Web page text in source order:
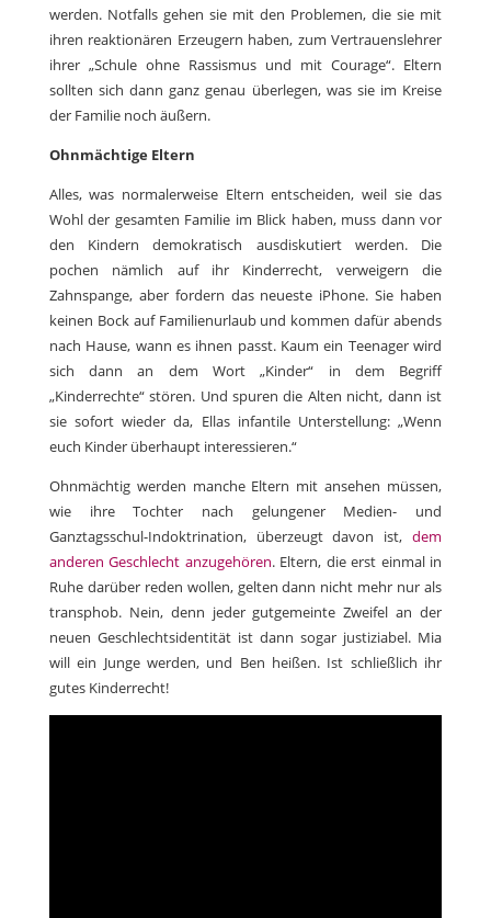
werden. Notfalls gehen sie mit den Problemen, die sie mit
ihren reaktionären Erzeugern haben, zum Vertrauenslehrer
ihrer „Schule ohne Rassismus und mit Courage“. Eltern
sollten sich dann ganz genau überlegen, was sie im Kreise
der Familie noch äußern.
Ohnmächtige Eltern
Alles, was normalerweise Eltern entscheiden, weil sie das
Wohl der gesamten Familie im Blick haben, muss dann vor
den Kindern demokratisch ausdiskutiert werden. Die
pochen nämlich auf ihr Kinderrecht, verweigern die
Zahnspange, aber fordern das neueste iPhone. Sie haben
keinen Bock auf Familienurlaub und kommen dafür abends
nach Hause, wann es ihnen passt. Kaum ein Teenager wird
sich dann an dem Wort „Kinder“ in dem Begriff
„Kinderrechte“ stören. Und spuren die Alten nicht, dann ist
sie sofort wieder da, Ellas infantile Unterstellung: „Wenn
euch Kinder überhaupt interessieren.“
Ohnmächtig werden manche Eltern mit ansehen müssen,
wie ihre Tochter nach gelungener Medien- und
Ganztagsschul-Indoktrination, überzeugt davon ist,dem
anderen Geschlecht anzugehören. Eltern, die erst einmal in
Ruhe darüber reden wollen, gelten dann nicht mehr nur als
transphob. Nein, denn jeder gutgemeinte Zweifel an der
neuen Geschlechtsidentität ist dann sogar justiziabel. Mia
will ein Junge werden, und Ben heißen. Ist schließlich ihr
gutes Kinderrecht!